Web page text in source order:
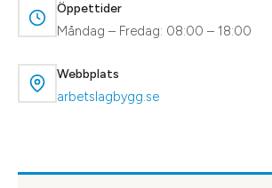
Öppettider
Måndag – Fredag: 08:00 – 18:00
Webbplats
arbetslagbygg.se